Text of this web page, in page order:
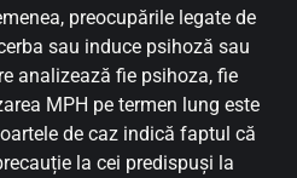
preocupările legate de
sau induce psihoză sau
analizează fie psihoza, fie
MPH pe termen lung este
de caz indică faptul că
la cei predispuși la